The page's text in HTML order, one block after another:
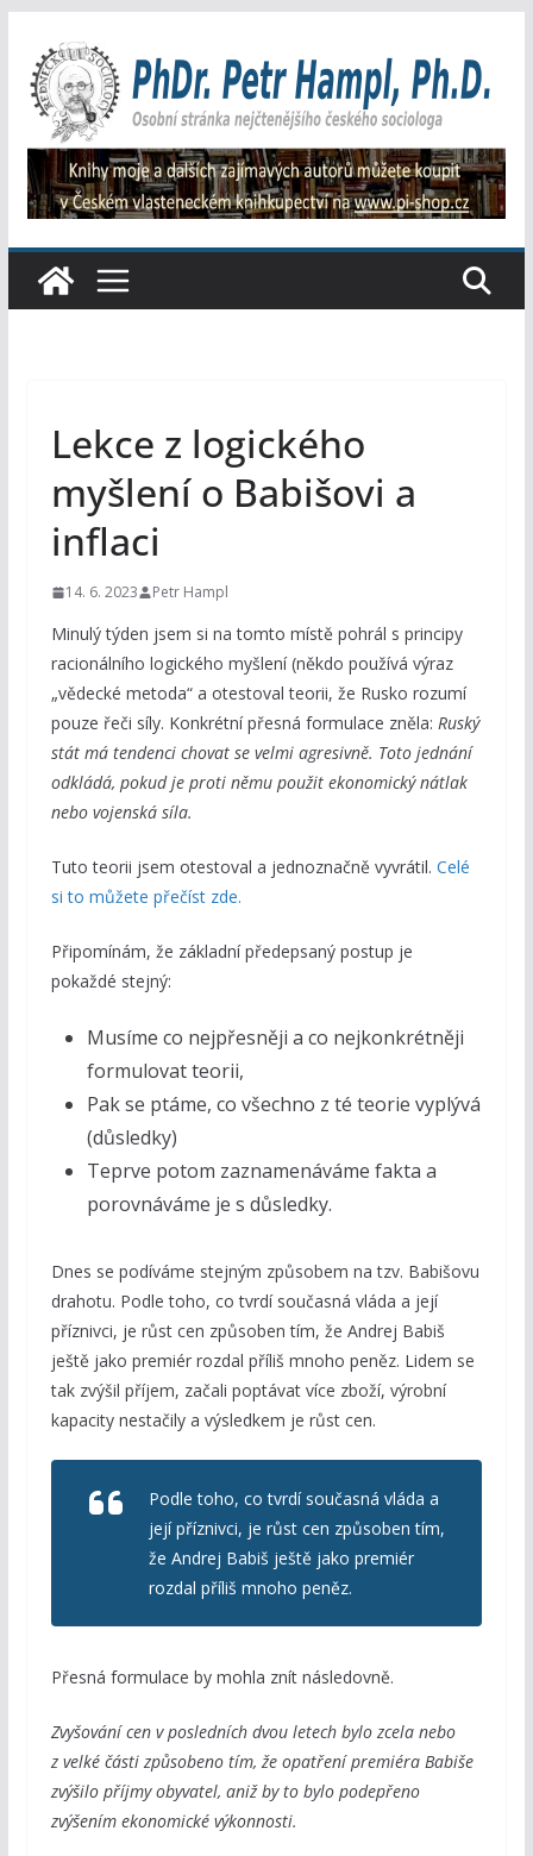
obsah
Lekce z logického
myšlení o Babišovi a
inflaci
14. 6. 2023 Petr Hampl
Minulý týden jsem si na tomto místě pohrál s principy
racionálního logického myšlení (někdo používá výraz
„vědecké metoda“ a otestoval teorii, že Rusko rozumí
pouze řeči síly. Konkrétní přesná formulace zněla: Ruský
stát má tendenci chovat se velmi agresivně. Toto jednání
odkládá, pokud je proti němu použit ekonomický nátlak
nebo vojenská síla.
Tuto teorii jsem otestoval a jednoznačně vyvrátil. Celé
si to můžete přečíst zde.
Připomínám, že základní předepsaný postup je
pokaždé stejný:
Musíme co nejpřesněji a co nejkonkrétněji
formulovat teorii,
Pak se ptáme, co všechno z té teorie vyplývá
(důsledky)
Teprve potom zaznamenáváme fakta a
porovnáváme je s důsledky.
Dnes se podíváme stejným způsobem na tzv. Babišovu
drahotu. Podle toho, co tvrdí současná vláda a její
příznivci, je růst cen způsoben tím, že Andrej Babiš
ještě jako premiér rozdal příliš mnoho peněz. Lidem se
tak zvýšil příjem, začali poptávat více zboží, výrobní
kapacity nestačily a výsledkem je růst cen.
Podle toho, co tvrdí současná vláda a
její příznivci, je růst cen způsoben tím,
že Andrej Babiš ještě jako premiér
rozdal příliš mnoho peněz.
Přesná formulace by mohla znít následovně.
Zvyšování cen v posledních dvou letech bylo zcela nebo
z velké části způsobeno tím, že opatření premiéra Babiše
zvýšilo příjmy obyvatel, aniž by to bylo podepřeno
zvýšením ekonomické výkonnosti.